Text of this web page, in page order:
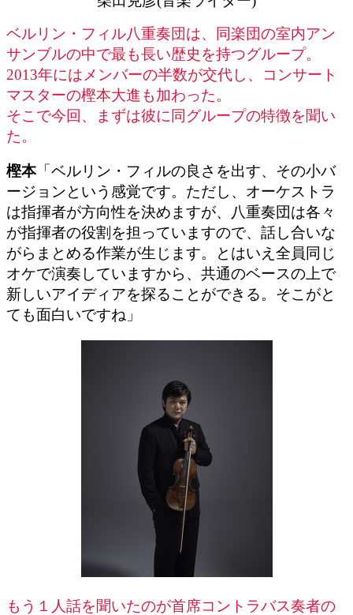
ベルリン・フィル八重奏団は、同楽団の室内アン
サンブルの中で最も長い歴史を持つグループ。
2013年にはメンバーの半数が交代し、コンサート
マスターの樫本大進も加わった。
そこで今回、まずは彼に同グループの特徴を聞い
た。
樫本「ベルリン・フィルの良さを出す、その小バ
ージョンという感覚です。ただし、オーケストラ
は指揮者が方向性を決めますが、八重奏団は各々
が指揮者の役割を担っていますので、話し合いな
がらまとめる作業が生じます。とはいえ全員同じ
オケで演奏していますから、共通のベースの上で
新しいアイディアを探ることができる。そこがと
ても面白いですね」
もう１人話を聞いたのが首席コントラバス奏者の